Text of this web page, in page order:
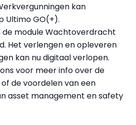
kan
Ultimo GO(+).
de module Wachtoverdracht
Het verlengen en opleveren
kan nu digitaal verlopen.
voor meer info over de
de voordelen van een
asset management en safety